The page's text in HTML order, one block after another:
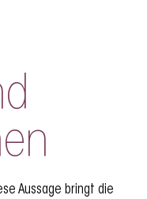
Aussage bringt die